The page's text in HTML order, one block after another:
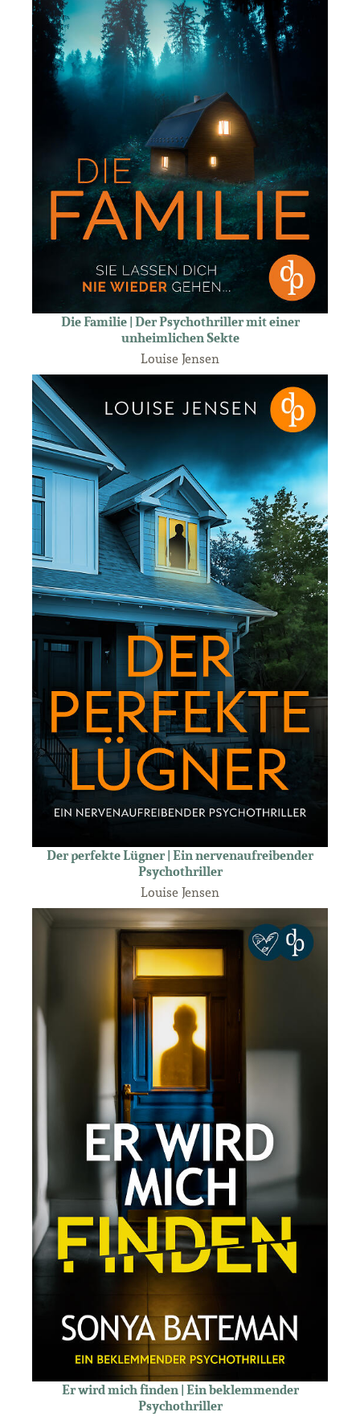
Die Familie | Der Psychothriller mit einer
unheimlichen Sekte
Louise Jensen
Der perfekte Lügner | Ein nervenaufreibender
Psychothriller
Louise Jensen
Er wird mich finden | Ein beklemmender
Psychothriller